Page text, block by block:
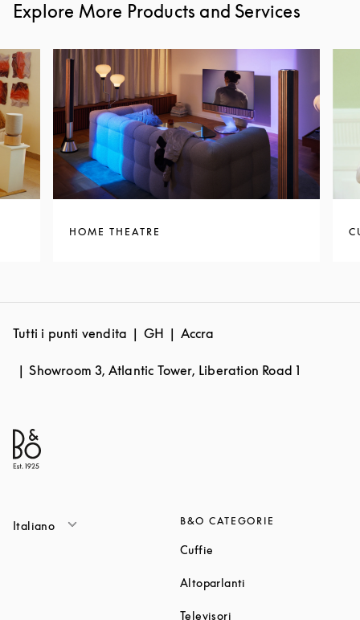
Explore More Products and Services
HOME THEATRE
Tutti i punti vendita GH Accra
Showroom 3, Atlantic Tower, Liberation Road 1
Italiano B&O CATEGORIE
Cuffie
Altoparlanti
Televisori